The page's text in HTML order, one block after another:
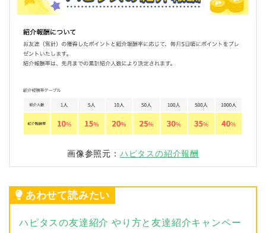
画像参照元： ハピタスの紹介報酬
あわせて読みたい
ハピタスの友達紹介 やり方と友達紹介キャンペー